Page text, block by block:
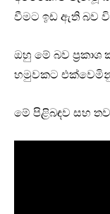
වීමට ඉඩ ඇති බව
ඔහු මේ බව
හමුවකට
මේ පිළිබඳව සහ